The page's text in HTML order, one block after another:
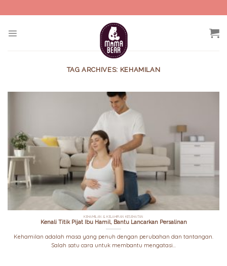
to
TAG ARCHIVES: KEHAMILAN
KEHAMILAN & KELAHIRAN KESEHATAN
Kenali Titik Pijat Ibu Hamil, Bantu Lancarkan Persalinan
Kehamilan adalah masa yang penuh dengan perubahan dan tantangan.
Salah satu cara untuk membantu mengatasi...